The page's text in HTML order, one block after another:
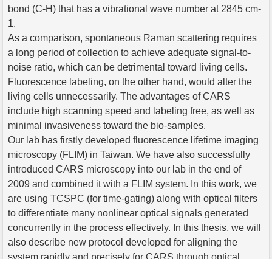
bond (C-H) that has a vibrational wave number at 2845 cm-
1.
As a comparison, spontaneous Raman scattering requires
a long period of collection to achieve adequate signal-to-
noise ratio, which can be detrimental toward living cells.
Fluorescence labeling, on the other hand, would alter the
living cells unnecessarily. The advantages of CARS
include high scanning speed and labeling free, as well as
minimal invasiveness toward the bio-samples.
Our lab has firstly developed fluorescence lifetime imaging
microscopy (FLIM) in Taiwan. We have also successfully
introduced CARS microscopy into our lab in the end of
2009 and combined it with a FLIM system. In this work, we
are using TCSPC (for time-gating) along with optical filters
to differentiate many nonlinear optical signals generated
concurrently in the process effectively. In this thesis, we will
also describe new protocol developed for aligning the
system rapidly and precisely for CARS through optical